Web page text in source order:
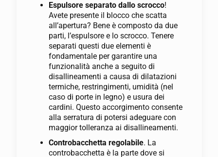
Espulsore separato dallo scrocco!
Avete presente il blocco che scatta
all’apertura? Bene è composto da due
parti, l’espulsore e lo scrocco. Tenere
separati questi due elementi è
fondamentale per garantire una
funzionalità anche a seguito di
disallineamenti a causa di dilatazioni
termiche, restringimenti, umidità (nel
caso di porte in legno) e usura dei
cardini. Questo accorgimento consente
alla serratura di potersi adeguare con
maggior tolleranza ai disallineamenti.
Controbacchetta regolabile. La
controbacchetta è la parte dove si